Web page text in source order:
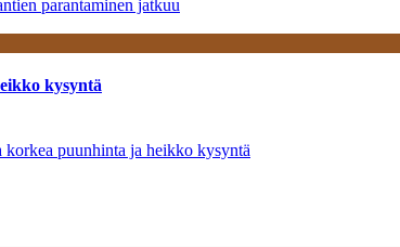
parantaminen jatkuu
kysyntä
puunhinta ja heikko kysyntä